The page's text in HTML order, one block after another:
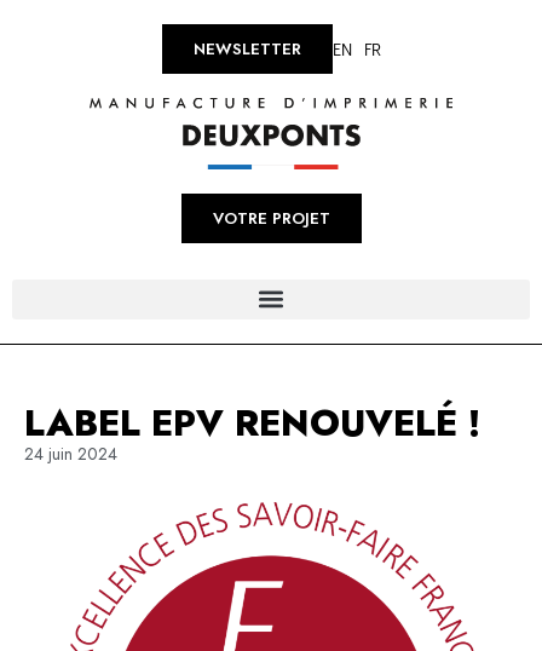
NEWSLETTER EN FR
VOTRE PROJET
LABEL EPV RENOUVELÉ !
24 juin 2024